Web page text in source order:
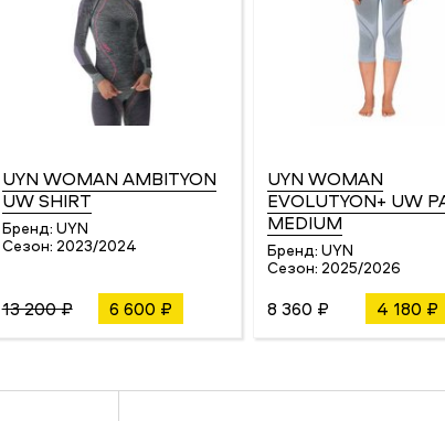
UYN WOMAN AMBITYON
UW SHIRT
Бренд: UYN
Сезон: 2023/2024
13 200 ₽ 6 600 ₽
UYN WOMAN
EVOLUTYON+ UW
MEDIUM
Бренд: UYN
Сезон: 2025/2026
8 360 ₽ 4 180 ₽